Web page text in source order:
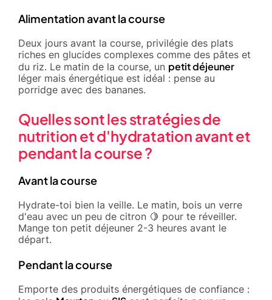
Alimentation avant la course
Deux jours avant la course, privilégie des plats
riches en glucides complexes comme des pâtes et
du riz. Le matin de la course, un petit déjeuner
léger mais énergétique est idéal : pense au
porridge avec des bananes.
Quelles sont les stratégies de
nutrition et d'hydratation avant et
pendant la course ?
Avant la course
Hydrate-toi bien la veille. Le matin, bois un verre
d'eau avec un peu de citron 🍋 pour te réveiller.
Mange ton petit déjeuner 2-3 heures avant le
départ.
Pendant la course
Emporte des produits énergétiques de confiance :